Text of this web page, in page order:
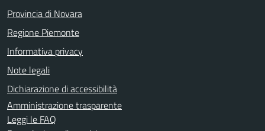
Provincia di Novara
Regione Piemonte
Informativa privacy
Note legali
Dichiarazione di accessibilità
Amministrazione trasparente
Leggi le FAQ